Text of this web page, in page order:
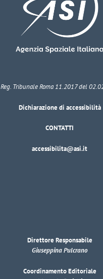
Reg. Tribunale Roma 11.2017 del
Dichiarazione di accessibilità
CONTATTI
accessibilita@asi.it
Direttore Responsabile
Giuseppina Pulcrano
Coordinamento Editoriale